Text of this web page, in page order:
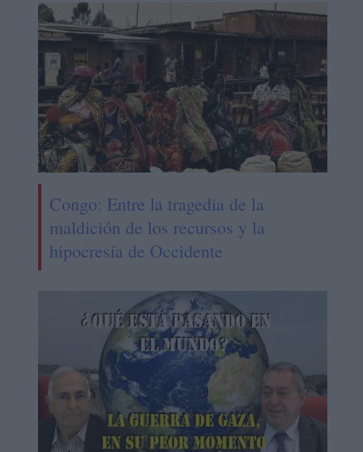
Congo: Entre la tragedia de la
maldición de los recursos y la
hipocresía de Occidente